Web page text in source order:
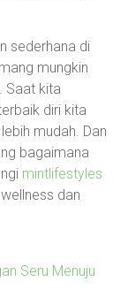
sederhana di
mungkin
Saat kita
diri kita
mudah. Dan
bagaimana
mintlifestyles
dan
Seru Menuju